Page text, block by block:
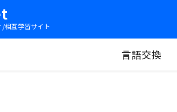
/相互学習サイト
言語交換